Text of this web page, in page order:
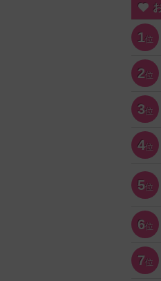
1位
2位
3位
4位
5位
6位
7位